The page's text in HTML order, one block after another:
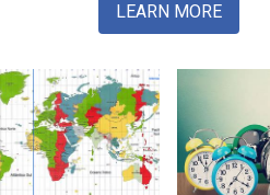
LEARN MORE